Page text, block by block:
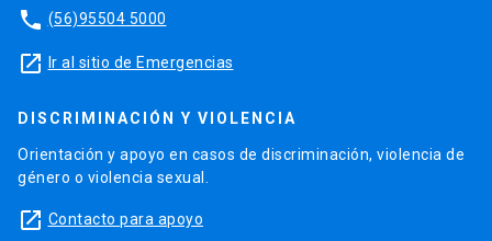
phone (56)95504 5000
launch Ir al sitio de Emergencias
DISCRIMINACIÓN Y VIOLENCIA
Orientación y apoyo en casos de discriminación, violencia de
género o violencia sexual.
launch Contacto para apoyo